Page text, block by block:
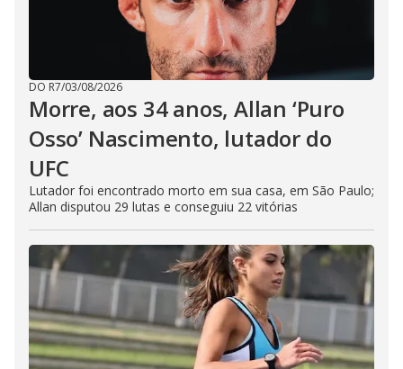
DO R7/03/08/2026
Morre, aos 34 anos, Allan ‘Puro
Osso’ Nascimento, lutador do
UFC
Lutador foi encontrado morto em sua casa, em São Paulo;
Allan disputou 29 lutas e conseguiu 22 vitórias